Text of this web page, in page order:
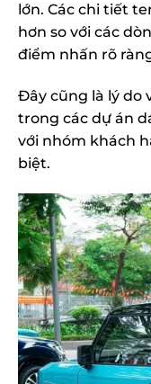
lớn. Các chi tiết
hơn so với các
điểm nhấn rõ
Đây cũng là lý do
trong các dự án
với nhóm khách
biệt.